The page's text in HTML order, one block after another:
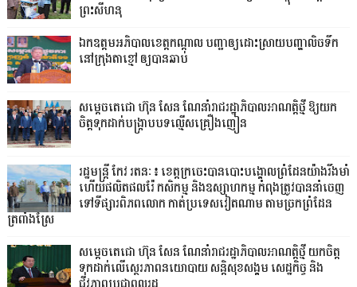
ព្រះសីហនុ
ឯកឧត្តមអភិបាលខេត្តកណ្ដាល បញ្ជាឲ្យដោះស្រាយបញ្ហាលិចទឹក
នៅក្រុងតាខ្មៅ ឲ្យបានឆាប់
សម្តេចតេជោ ហ៊ុន សែន ណែនាំរាជរដ្ឋាភិបាលអាណត្តិថ្មី ឱ្យយក
ចិត្តទុកដាក់បង្ក្រាបបទល្មើសគ្រឿងញៀន
រដ្ឋមន្ត្រី កែវ រតនៈ៖ ខេត្តក្រចេះបានបោះបង្គោលព្រំដែនយ៉ាងរឹងមាំ
ហើយផលិតផលរ៉ែ កសិកម្ម និងឧស្សាហកម្ម កំពុងត្រូវបាននាំចេញ
ទៅទីផ្សារពិភពលោក កាត់ប្រទេសវៀតណាម តាមច្រកព្រំដែន
ត្រពាំងស្រែ
សម្តេចតេជោ ហ៊ុន សែន ណែនាំរាជរដ្ឋាភិបាលអាណត្តិថ្មី យកចិត្ត
ទុកដាក់លើស្ថេរភាពនយោបាយ សន្តិសុខសង្គម សេដ្ឋកិច្ច និង